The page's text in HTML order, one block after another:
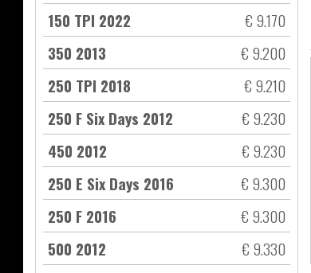
150 TPI 2022
€ 9.170
350 2013
€ 9.200
250 TPI 2018
€ 9.210
250 F Six Days 2012
€ 9.230
450 2012
€ 9.230
250 E Six Days 2016
€ 9.300
250 F 2016
€ 9.300
500 2012
€ 9.330